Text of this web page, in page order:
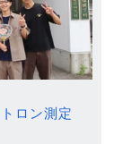
ロン測定